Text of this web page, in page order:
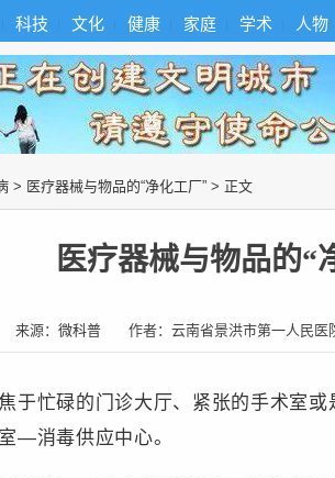
科技 文化 健康 家庭 学术 人物
> 医疗器械与物品的“净化工厂” > 正文
医疗器械与物品的“
来源： 微科普 作者： 云南省景洪市第一人民医
忙碌的门诊大厅、紧张的手术室或
—消毒供应中心。